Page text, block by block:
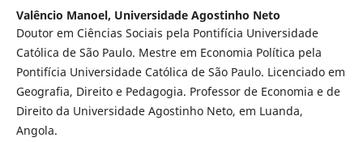
Valêncio Manoel, Universidade Agostinho Neto
Doutor em Ciências Sociais pela Pontifícia Universidade
Católica de São Paulo. Mestre em Economia Política pela
Pontifícia Universidade Católica de São Paulo. Licenciado em
Geografia, Direito e Pedagogia. Professor de Economia e de
Direito da Universidade Agostinho Neto, em Luanda,
Angola.